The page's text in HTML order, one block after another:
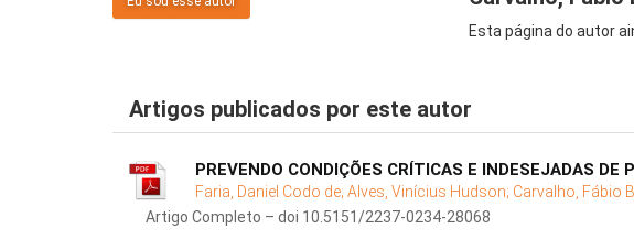
Esta página do autor
Artigos publicados por este autor
PREVENDO CONDIÇÕES CRÍTICAS E INDESEJADAS
Faria, Daniel Codo de; Alves, Vinícius Hudson; Carvalho, Fábio
Artigo Completo – doi 10.5151/2237-0234-28068